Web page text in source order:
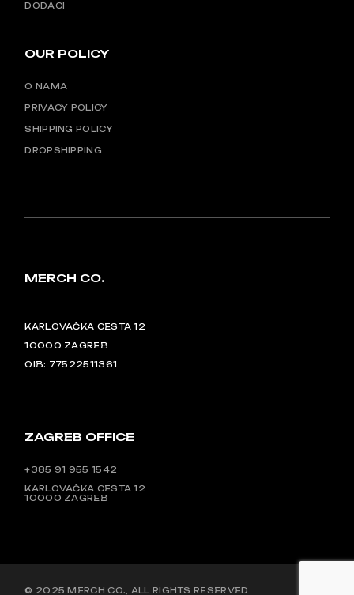
DODACI
OUR POLICY
O NAMA
PRIVACY POLICY
SHIPPING POLICY
DROPSHIPPING
MERCH CO.
KARLOVAČKA CESTA 12
10000 ZAGREB
OIB: 77522511361
ZAGREB OFFICE
+385 91 955 1542
KARLOVAČKA CESTA 12
10000 ZAGREB
© 2025 MERCH CO., ALL RIGHTS RESERVED